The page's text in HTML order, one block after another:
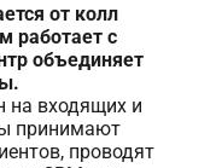
от колл
работает с
объединяет
на входящих и
принимают
проводят